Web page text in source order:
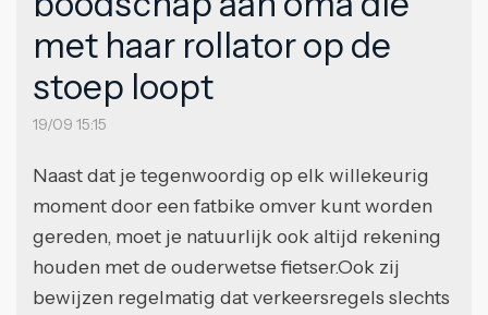
met haar rollator op de
stoep loopt
19/09 15:15
Naast dat je tegenwoordig op elk willekeurig
moment door een fatbike omver kunt worden
gereden, moet je natuurlijk ook altijd rekening
houden met de ouderwetse fietser.Ook zij
bewijzen regelmatig dat verkeersregels slechts